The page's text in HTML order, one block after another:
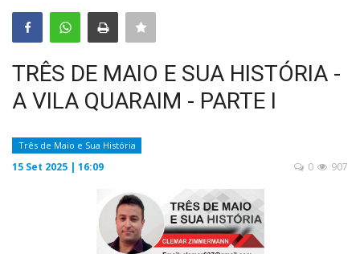
COLUNISTAS
CONTATO
LOGIN
CADASTRAR
CADERNO S
JORNAL DIGITAL
TRÊS DE MAIO E SUA HISTÓRIA -
A VILA QUARAIM - PARTE I
Três de Maio e Sua História
15 Set 2025 | 16:09 907
0